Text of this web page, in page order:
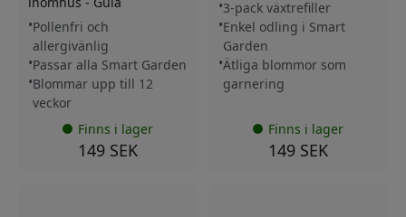
Pollenfri och
allergivänlig
Passar alla Smart Garden
Blommar upp till 12
veckor
Finns i lager
149 SEK
3-pack växtrefiller
Enkel odling i Smart
Garden
Ätliga blommor som
garnering
Finns i lager
149 SEK